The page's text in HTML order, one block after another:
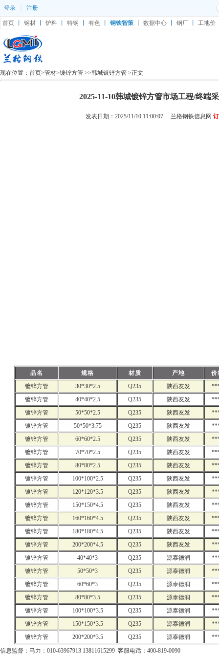
登录 注册
首页 钢材 炉料 特钢 有色 钢铁智策 数据中心 钢厂 工地价
现在位置： 首页>管材>镀锌方管 >>韩城镀锌方管 >正文
2025-11-10韩城镀锌方管市场工程/终端
发表日期：2025/11/10 11:00:07 兰格钢铁信息网
品名 规格 材质 产地
价
镀锌方管
30*30*2.5 Q235 陕西友发
镀锌方管
40*40*2.5 Q235 陕西友发
镀锌方管
50*50*2.5 Q235 陕西友发
镀锌方管
50*50*3.75 Q235 陕西友发
镀锌方管
60*60*2.5 Q235 陕西友发
镀锌方管
70*70*2.5 Q235 陕西友发
镀锌方管
80*80*2.5 Q235 陕西友发
镀锌方管
100*100*2.5 Q235 陕西友发
镀锌方管
120*120*3.5 Q235 陕西友发
镀锌方管
150*150*4.5 Q235 陕西友发
镀锌方管
160*160*4.5 Q235 陕西友发
镀锌方管
180*180*4.5 Q235 陕西友发
镀锌方管
200*200*4.5 Q235 陕西友发
镀锌方管
40*40*3 Q235 源泰德润
镀锌方管
50*50*3 Q235 源泰德润
镀锌方管
60*60*3 Q235 源泰德润
镀锌方管
80*80*3.5 Q235 源泰德润
镀锌方管
100*100*3.5 Q235 源泰德润
镀锌方管
150*150*3.5 Q235 源泰德润
镀锌方管
200*200*3.5 Q235 源泰德润
信息监督：马力：010-63967913 13811615299 客服电话：400-819-0090